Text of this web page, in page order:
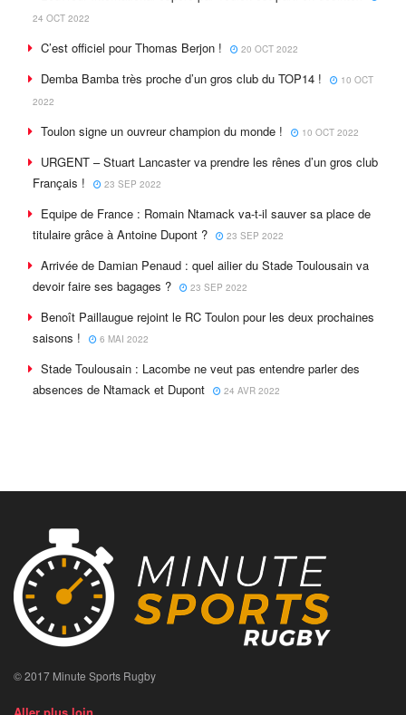
24 OCT 2022
C’est officiel pour Thomas Berjon ! 20 OCT 2022
Demba Bamba très proche d’un gros club du TOP14 !
10 OCT
2022
Toulon signe un ouvreur champion du monde ! 10 OCT 2022
URGENT – Stuart Lancaster va prendre les rênes d’un gros club
Français !
23 SEP 2022
Equipe de France : Romain Ntamack va-t-il sauver sa place de
titulaire grâce à Antoine Dupont ?
23 SEP 2022
Arrivée de Damian Penaud : quel ailier du Stade Toulousain va
devoir faire ses bagages ?
23 SEP 2022
Benoît Paillaugue rejoint le RC Toulon pour les deux prochaines
saisons !
6 MAI 2022
Stade Toulousain : Lacombe ne veut pas entendre parler des
absences de Ntamack et Dupont
24 AVR 2022
© 2017 Minute Sports Rugby